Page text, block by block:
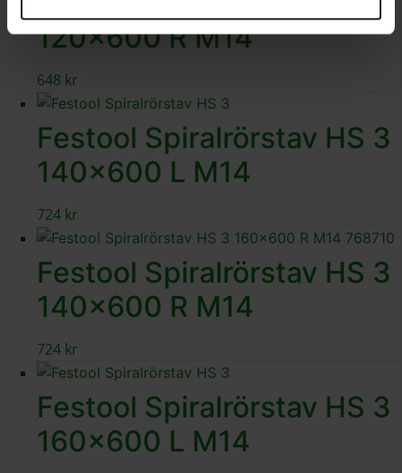
120×600 R M14
648 kr
Festool Spiralrörstav HS 3
140×600 L M14
724 kr
Festool Spiralrörstav HS 3
140×600 R M14
724 kr
Festool Spiralrörstav HS 3
160×600 L M14